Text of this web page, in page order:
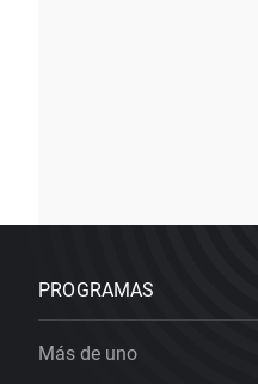
PROGRAMAS
Más de uno